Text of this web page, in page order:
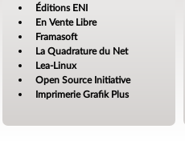
Éditions ENI
En Vente Libre
Framasoft
La Quadrature du Net
Lea-Linux
Open Source Initiative
Imprimerie Grafik Plus